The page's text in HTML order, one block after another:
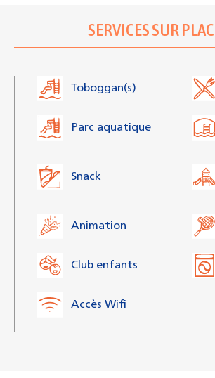
SERVICES SUR
Toboggan(s)
Parc aquatique
Snack
Animation
Club enfants
Accès Wifi